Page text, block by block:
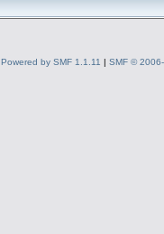
Powered by SMF 1.1.11 | SMF ©